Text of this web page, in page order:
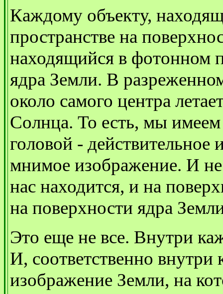
Каждому объекту,
пространстве на
находящийся в фотонном
ядра Земли. В
около самого центра
Солнца. То есть, мы
головой - действительное
мнимое изображение. И
нас находится, и на
на поверхности ядра
Это еще не все. Внутри
И, соответственно
изображение Земли, на